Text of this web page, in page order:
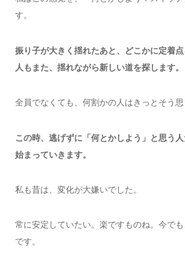
す。
振り子が大きく揺れたあと、どこかに定着点
人もまた、揺れながら新しい道を探します。
全員でなくても、何割かの人はきっとそう思
この時、逃げずに「何とかしよう」と思う
始まっていきます。
私も昔は、変化が大嫌いでした。
常に安定していたい。楽ですものね。今で
です。